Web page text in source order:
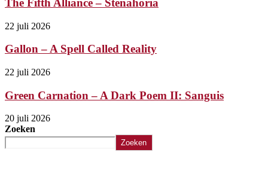
The Fifth Alliance – Stenahoria
22 juli 2026
Gallon – A Spell Called Reality
22 juli 2026
Green Carnation – A Dark Poem II: Sanguis
20 juli 2026
Zoeken
Zoeken